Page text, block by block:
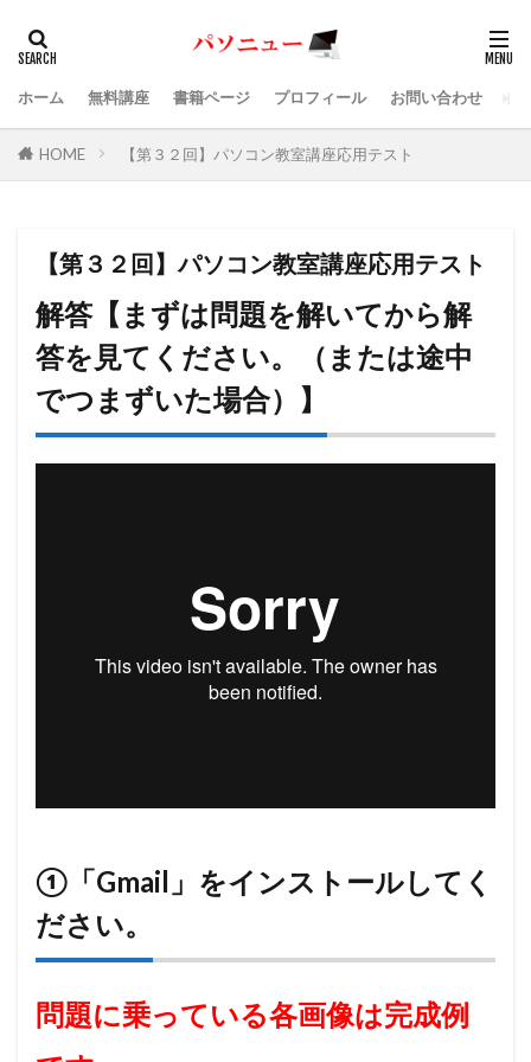
ホーム 無料講座 書籍ページ プロフィール お問い合わせ
HOME 【第３２回】パソコン教室講座応用テスト
【第３２回】パソコン教室講座応用テスト
解答【まずは問題を解いてから解
答を見てください。（または途中
でつまずいた場合）】
①「Gmail」をインストールしてく
ださい。
問題に乗っている各画像は完成例